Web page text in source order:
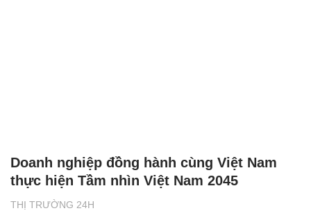
THỊ TRƯỜNG 24H
Doanh nghiệp đồng hành cùng Việt Nam
thực hiện Tầm nhìn Việt Nam 2045